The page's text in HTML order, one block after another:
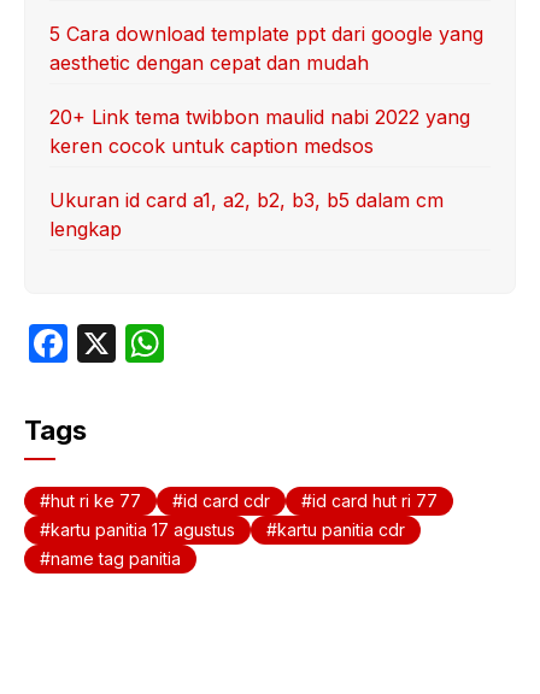
5 Cara download template ppt dari google yang
aesthetic dengan cepat dan mudah
20+ Link tema twibbon maulid nabi 2022 yang
keren cocok untuk caption medsos
Ukuran id card a1, a2, b2, b3, b5 dalam cm
lengkap
F
c
e
b
o
o
X
A
p
p
Tags
hut ri ke 77 id card cdr
id card hut ri 77
kartu panitia 17 agustus
kartu panitia cdr
name tag panitia